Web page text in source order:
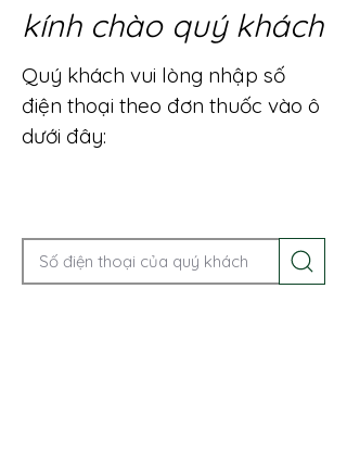
kính chào quý khách
Quý khách vui lòng nhập số
điện thoại theo đơn thuốc vào ô
dưới đây: